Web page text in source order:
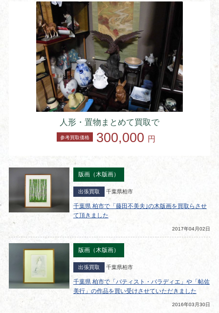
人形・置物まとめて買取で
参考買取価格 300,000 円
版画（木版画）
出張買取 千葉県柏市
千葉県 柏市で「藤田不美夫｣の木版画を買取らさせ
て頂きました
2017年04月02日
版画（木版画）
出張買取 千葉県柏市
千葉県 柏市で「バティスト・バラディエ」や「帖佐
美行」の作品を買い受けさせていただきました
2016年03月30日